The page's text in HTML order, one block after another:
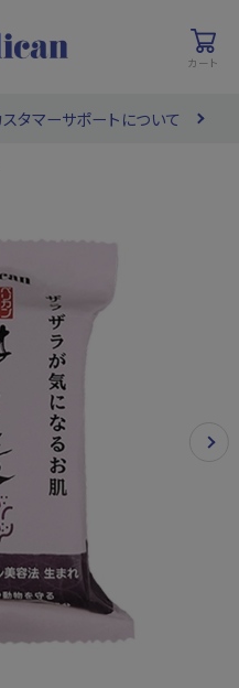
カート
一覧
タマーサポートについて